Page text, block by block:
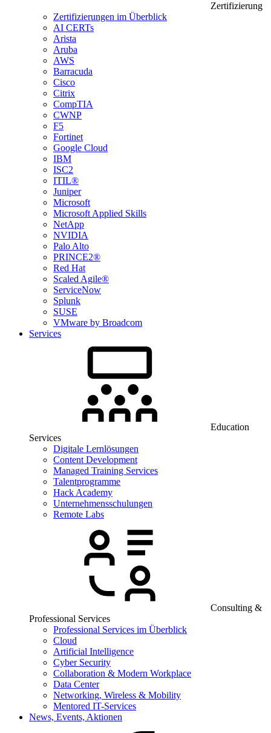
Zertifizierung
Zertifizierungen im Überblick
AI CERTs
Arista
Aruba
AWS
Barracuda
Cisco
Citrix
CompTIA
CWNP
F5
Fortinet
Google Cloud
IBM
ISC2
ITIL®
Juniper
Microsoft
Microsoft Applied Skills
NetApp
NVIDIA
Palo Alto
PRINCE2®
Red Hat
Scaled Agile®
ServiceNow
Splunk
SUSE
VMware by Broadcom
Services
Education
Services
Digitale Lernlösungen
Content Development
Managed Training Services
Talentprogramme
Hack Academy
Unternehmensschulungen
Remote Labs
Consulting &
Professional Services
Professional Services im Überblick
Cloud
Artificial Intelligence
Cyber Security
Collaboration & Modern Workplace
Data Center
Networking, Wireless & Mobility
Mentored IT-Services
News, Events, Aktionen